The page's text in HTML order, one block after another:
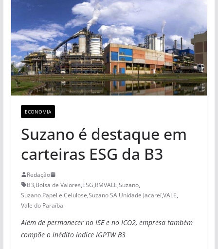
ECONOMIA
Suzano é destaque em
carteiras ESG da B3
Redação
B3,Bolsa de Valores,ESG,RMVALE,Suzano,
Suzano Papel e Celulose,Suzano SA Unidade Jacareí,VALE,
Vale do Paraíba
Além de permanecer no ISE e no ICO2, empresa também
compõe o inédito índice IGPTW B3